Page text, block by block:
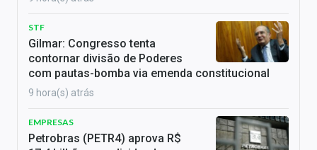
STF
Gilmar: Congresso tenta
contornar divisão de Poderes
com pautas-bomba via emenda constitucional
9 hora(s) atrás
EMPRESAS
Petrobras (PETR4) aprova R$